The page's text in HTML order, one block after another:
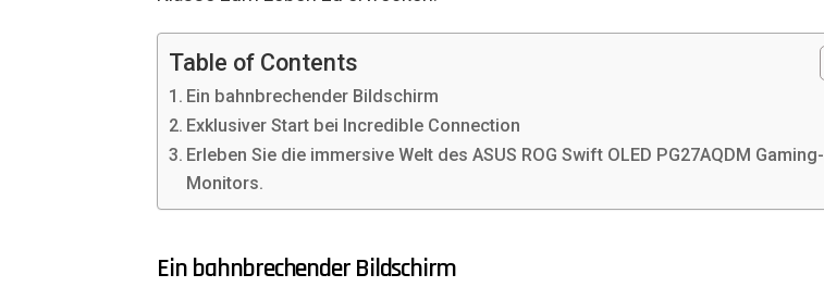
Table of Contents
Ein bahnbrechender Bildschirm
Exklusiver Start bei Incredible Connection
Erleben Sie die immersive Welt des ASUS ROG Swift OLED PG27AQDM Gaming-
Monitors.
Ein bahnbrechender Bildschirm